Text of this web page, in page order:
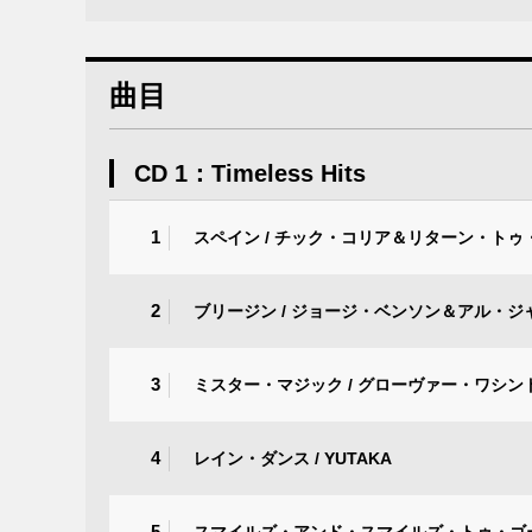
曲目
CD 1：Timeless Hits
1 スペイン / チック・コリア＆リターン・トゥ
2 ブリージン / ジョージ・ベンソン＆アル・ジ
3 ミスター・マジック / グローヴァー・ワシン
4 レイン・ダンス / YUTAKA